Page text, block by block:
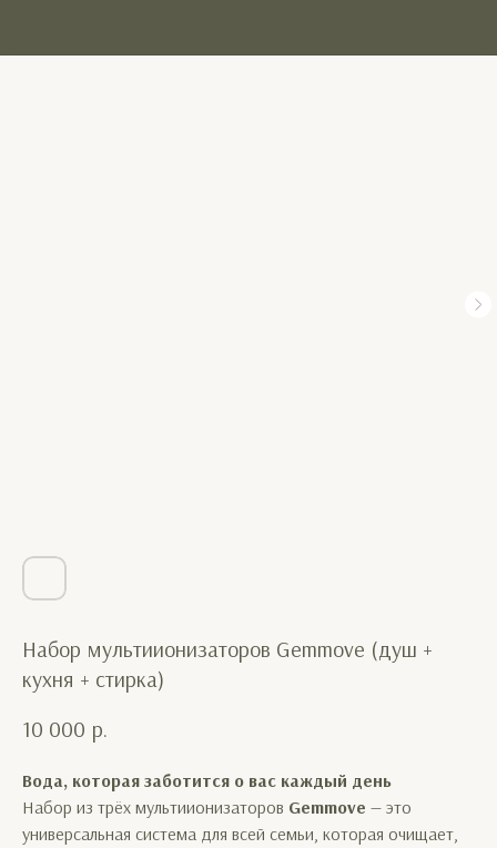
Набор мультиионизаторов Gemmove (душ +
кухня + стирка)
10 000 р.
Вода, которая заботится о вас каждый день
Набор из трёх мультиионизаторов Gemmove — это
универсальная система для всей семьи, которая очищает,